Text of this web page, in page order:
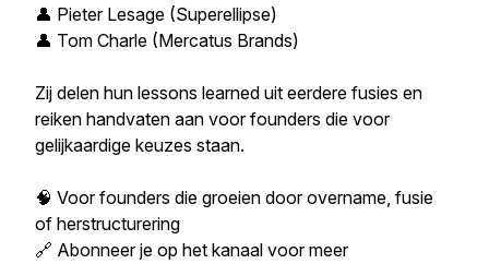
👤 Pieter Lesage (Superellipse)
👤 Tom Charle (Mercatus Brands)
Zij delen hun lessons learned uit eerdere fusies en
reiken handvaten aan voor founders die voor
gelijkaardige keuzes staan.
🧠 Voor founders die groeien door overname, fusie
of herstructurering
🔗 Abonneer je op het kanaal voor meer